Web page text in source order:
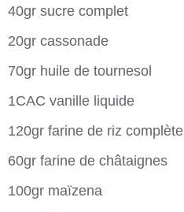
40gr sucre complet
20gr cassonade
70gr huile de tournesol
1CAC vanille liquide
120gr farine de riz complète
60gr farine de châtaignes
100gr maïzena